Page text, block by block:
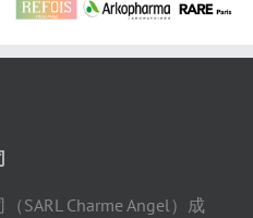
SARL Charme Angel）成